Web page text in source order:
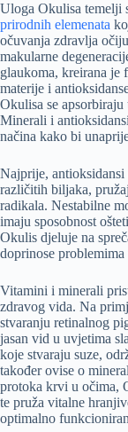
Uloga Okulisa temelji
prirodnih elemenata
očuvanja zdravlja
makularne
glaukoma, kreirana je
materije i
Okulisa se
Minerali i
načina kako bi
Najprije,
različitih biljaka,
radikala. Nestabilne
imaju sposobnost
Okulis djeluje na
doprinose
Vitamini i minerali
zdravog vida. Na
stvaranju retinalnog
jasan vid u uvjetima
koje stvaraju suze,
također ovise o
protoka krvi u očima,
te pruža vitalne
optimalno